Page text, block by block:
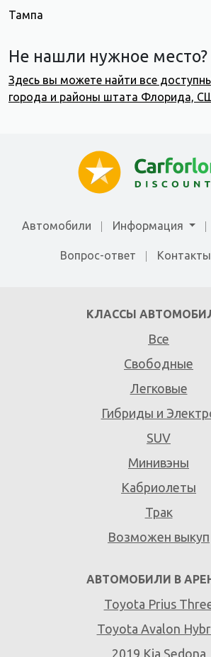
Тампа
Не нашли нужное место?
Здесь вы можете найти все
города и районы штата Флорида,
Автомобили Информация
Вопрос-ответ Контакты
КЛАССЫ
Все
Свободные
Легковые
Гибриды и
SUV
Минивэны
Кабриолеты
Трак
Возможен выкуп
АВТОМОБИЛИ В
Toyota Prius
Toyota Avalon
2019 Kia Sedona